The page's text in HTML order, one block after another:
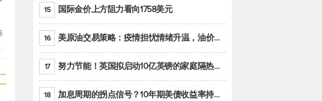
15 国际金价上方阻力看向1758美元
16 美原油交易策略：疫情担忧情绪升温，油价跌创年内新低
17 努力节能！英国拟启动10亿英镑的家庭隔热工程 减少能源消耗
18 加息周期的拐点信号？10年期美债收益率持续低于联邦基金利率目标区间